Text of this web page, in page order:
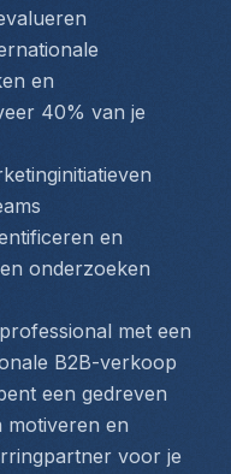
en
40% van je
en
onderzoeken
met een
B2B-verkoop
een gedreven
motiveren en
voor je